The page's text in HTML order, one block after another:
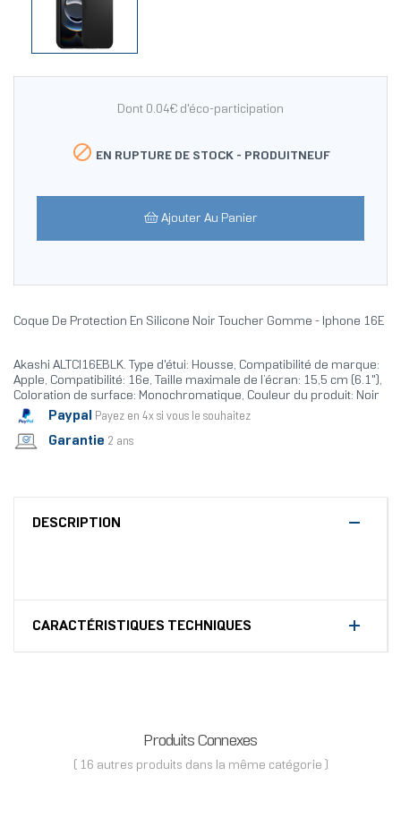
Dont 0.04€ d'éco-participation
 EN RUPTURE DE STOCK - PRODUITNEUF
Ajouter Au Panier
Coque De Protection En Silicone Noir Toucher Gomme - Iphone 16E
Akashi ALTCI16EBLK. Type d'étui: Housse, Compatibilité de marque:
Apple, Compatibilité: 16e, Taille maximale de l’écran: 15,5 cm (6.1"),
Coloration de surface: Monochromatique, Couleur du produit: Noir
Paypal Payez en 4x si vous le souhaitez
Garantie 2 ans
DESCRIPTION
CARACTÉRISTIQUES TECHNIQUES
Produits Connexes
( 16 autres produits dans la même catégorie )